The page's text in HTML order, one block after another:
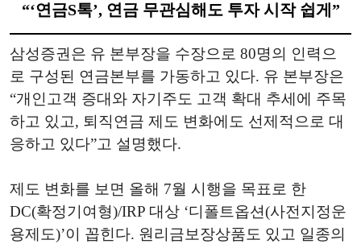
“‘연금S톡’, 연금 무관심해도 투자 시작 쉽게”
삼성증권은 유 본부장을 수장으로 80명의 인력으
로 구성된 연금본부를 가동하고 있다. 유 본부장은
“개인고객 증대와 자기주도 고객 확대 추세에 주목
하고 있고, 퇴직연금 제도 변화에도 선제적으로 대
응하고 있다”고 설명했다.
제도 변화를 보면 올해 7월 시행을 목표로 한
DC(확정기여형)/IRP 대상 ‘디폴트옵션(사전지정운
용제도)’이 꼽힌다. 원리금보장상품도 있고 일종의